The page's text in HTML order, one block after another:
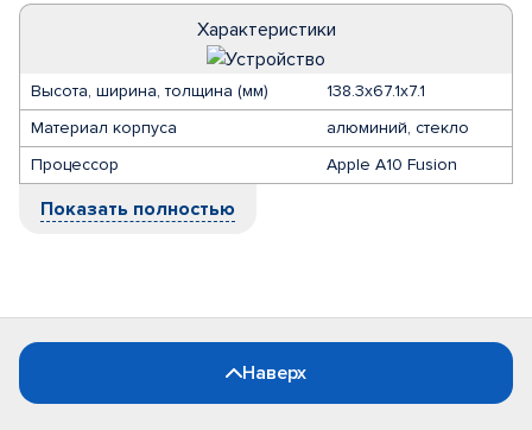
Характеристики
Высота, ширина, толщина (мм)
138.3х67.1x7.1
Материал корпуса
алюминий, стекло
Процессор
Apple A10 Fusion
Показать полностью
Наверх